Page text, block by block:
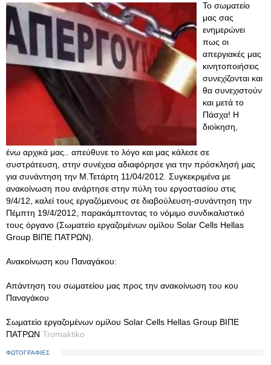
Το σωματείο
μας σας
ενημερώνει
πως οι
απεργιακές μας
κινητοποιήσεις
συνεχίζονται και
θα συνεχιστούν
και μετά το
Πάσχα! Η
διοίκηση,
ένω αρχικά μας.. απεύθυνε το λόγο και μας κάλεσε σε
συστράτευση, στην συνέχεια αδιαφόρησε για την πρόσκλησή μας
για συνάντηση την Μ.Τετάρτη 11/04/2012. Συγκεκριμένα με
ανακοίνωση που ανάρτησε στην πύλη του εργοστασίου στις
9/4/12, καλεί τους εργαζόμενους σε διαβούλευση-συνάντηση την
Πέμπτη 19/4/2012, παρακάμπτοντας το νόμιμο συνδικαλιστικό
τους όργανο (Σωματείο εργαζομένων ομίλου Solar Cells Hellas
Group ΒΙΠΕ ΠΑΤΡΩΝ).
Ανακοίνωση κου Παναγάκου:
Απάντηση του σωματείου μας προς την ανακοίνωση του κου
Παναγάκου
Σωματείο εργαζομένων ομίλου Solar Cells Hellas Group ΒΙΠΕ
ΠΑΤΡΩΝ Tromaktiko
ΦΩΤΟΓΡΑΦΙΕΣ